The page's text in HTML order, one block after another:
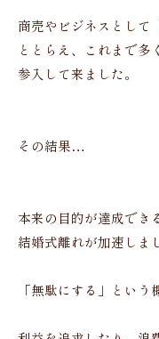
商売やビジネスとして
ととらえ、これまで多
参入して来ました。
その結果…
本来の目的が達成でき
結婚式離れが加速しま
「無駄にする」という